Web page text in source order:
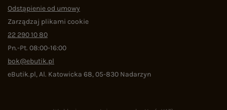
Odstąpienie od umowy
Zarządzaj plikami cookie
22 290 10 80
Pn.-Pt. 08:00-16:00
bok@ebutik.pl
eButik.pl,Al. Katowicka 68,05-830 Nadarzyn